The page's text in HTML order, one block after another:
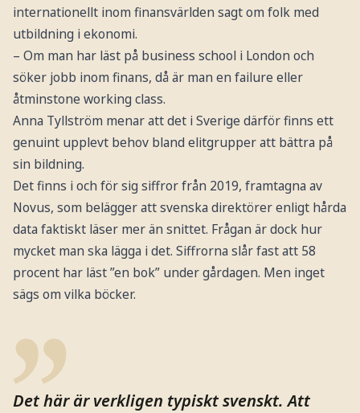
internationellt inom finansvärlden sagt om folk med
utbildning i ekonomi.
– Om man har läst på business school i London och
söker jobb inom finans, då är man en failure eller
åtminstone working class.
Anna Tyllström menar att det i Sverige därför finns ett
genuint upplevt behov bland elitgrupper att bättra på
sin bildning.
Det finns i och för sig siffror från 2019, framtagna av
Novus, som belägger att svenska direktörer enligt hårda
data faktiskt läser mer än snittet. Frågan är dock hur
mycket man ska lägga i det. Siffrorna slår fast att 58
procent har läst ”en bok” under gårdagen. Men inget
sägs om vilka böcker.
Det här är verkligen typiskt svenskt. Att